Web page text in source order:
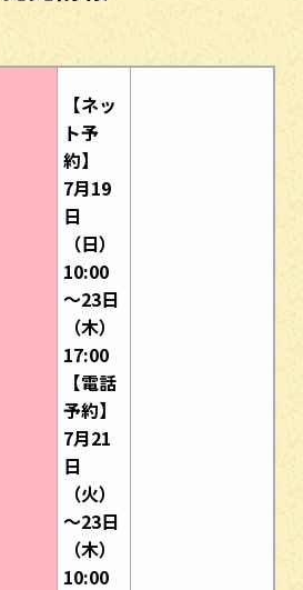
【ネッ
ト予
約】
7月19
日
（日）
10:00
～23日
（木）
17:00
【電話
予約】
7月21
日
（火）
～23日
（木）
10:00